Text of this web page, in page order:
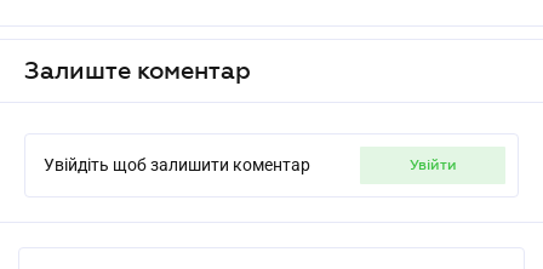
Залиште коментар
Увійдіть щоб залишити коментар увійти